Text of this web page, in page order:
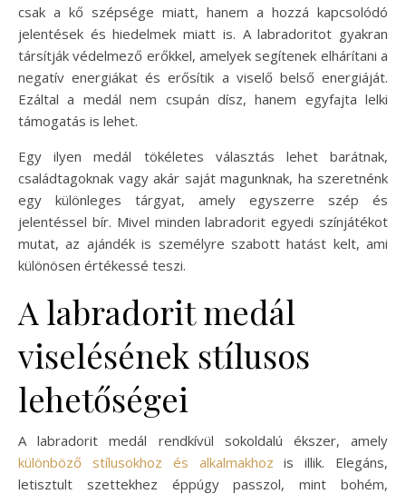
csak a kő szépsége miatt, hanem a hozzá kapcsolódó
jelentések és hiedelmek miatt is. A labradoritot gyakran
társítják védelmező erőkkel, amelyek segítenek elhárítani a
negatív energiákat és erősítik a viselő belső energiáját.
Ezáltal a medál nem csupán dísz, hanem egyfajta lelki
támogatás is lehet.
Egy ilyen medál tökéletes választás lehet barátnak,
családtagoknak vagy akár saját magunknak, ha szeretnénk
egy különleges tárgyat, amely egyszerre szép és
jelentéssel bír. Mivel minden labradorit egyedi színjátékot
mutat, az ajándék is személyre szabott hatást kelt, ami
különösen értékessé teszi.
A labradorit medál
viselésének stílusos
lehetőségei
A labradorit medál rendkívül sokoldalú ékszer, amely
különböző stílusokhoz és alkalmakhoz is illik. Elegáns,
letisztult szettekhez éppúgy passzol, mint bohém,